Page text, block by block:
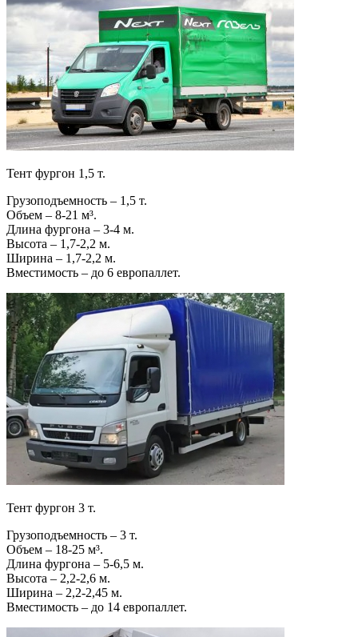
Тент фургон 1,5 т.
Грузоподъемность – 1,5 т.
Объем – 8-21 м³.
Длина фургона – 3-4 м.
Высота – 1,7-2,2 м.
Ширина – 1,7-2,2 м.
Вместимость – до 6 европаллет.
Тент фургон 3 т.
Грузоподъемность – 3 т.
Объем – 18-25 м³.
Длина фургона – 5-6,5 м.
Высота – 2,2-2,6 м.
Ширина – 2,2-2,45 м.
Вместимость – до 14 европаллет.